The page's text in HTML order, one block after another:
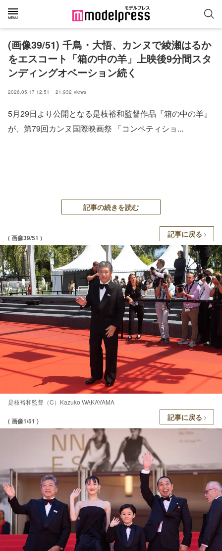
(画像39/51) 千鳥・大悟、カンヌで綾瀬はるか
をエスコート「箱の中の羊」上映後9分間スタ
ンディングオベーション続く
2026.05.17 12:51 21,932 views
5月29日より公開となる是枝裕和監督作品『箱の中の羊』
が、第79回カンヌ国際映画祭 「コンペティショ...
記事の続きを読む
( 画像39/51 ) 記事に戻る
是枝裕和監督（C）Kazuko WAKAYAMA
( 画像1/51 ) 記事に戻る